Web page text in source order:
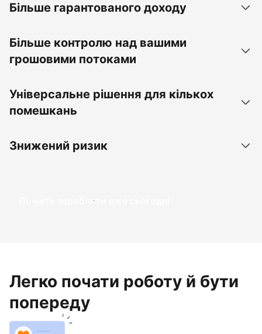
Більше гарантованого доходу
Більше контролю над вашими
грошовими потоками
Універсальне рішення для кількох
помешкань
Знижений ризик
Почніть заробляти вже сьогодні
Легко почати роботу й бути
попереду